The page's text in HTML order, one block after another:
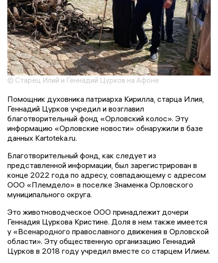
© Старец Илий и Геннадий Цурков на Афоне
Помощник духовника патриарха Кирилла, старца Илия,
Геннадий Цурков учредил и возглавил
благотворительный фонд «Орловский колос». Эту
информацию «Орловские новости» обнаружили в базе
данных Kartoteka.ru.
Благотворительный фонд, как следует из
представленной информации, был зарегистрирован в
конце 2022 года по адресу, совпадающему с адресом
ООО «Племдело» в поселке Знаменка Орловского
муниципального округа.
Это животноводческое ООО принадлежит дочери
Геннадия Цуркова Кристине. Доля в нем также имеется
у «Всенародного православного движения в Орловской
области». Эту общественную организацию Геннадий
Цурков в 2018 году учредил вместе со старцем Илием.